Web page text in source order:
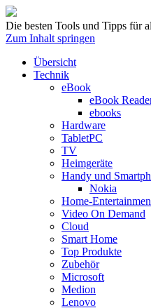
Die besten Tools und Tipps für
Zum Inhalt springen
Übersicht
Technik
eBook
eBook
ebooks
Hardware
TabletPC
TV
Heimgeräte
Handy und
Nokia
Home-
Video On Demand
Cloud
Smart Home
Top Produkte
Zubehör
Microsoft
Medion
Lenovo